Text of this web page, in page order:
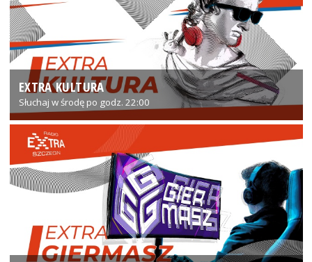
EXTRA KULTURA
Słuchaj w środę po godz. 22:00